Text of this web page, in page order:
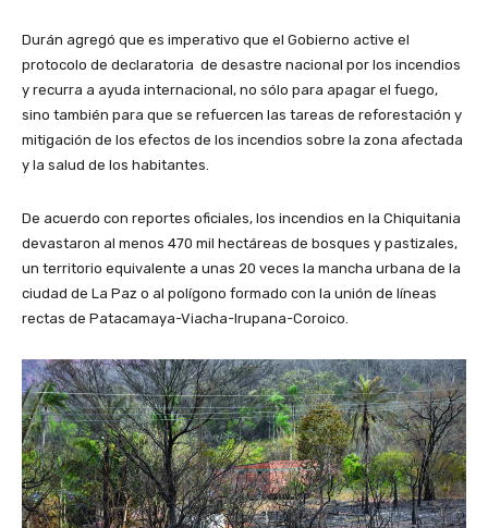
Durán agregó que es imperativo que el Gobierno active el
protocolo de declaratoria de desastre nacional por los incendios
y recurra a ayuda internacional, no sólo para apagar el fuego,
sino también para que se refuercen las tareas de reforestación y
mitigación de los efectos de los incendios sobre la zona afectada
y la salud de los habitantes.
De acuerdo con reportes oficiales, los incendios en la Chiquitania
devastaron al menos 470 mil hectáreas de bosques y pastizales,
un territorio equivalente a unas 20 veces la mancha urbana de la
ciudad de La Paz o al polígono formado con la unión de líneas
rectas de Patacamaya-Viacha-Irupana-Coroico.